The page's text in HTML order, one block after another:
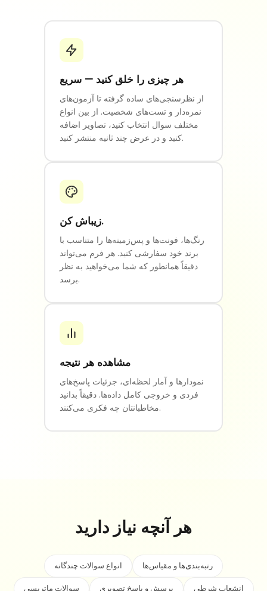
هر چیزی را خلق کنید — سریع
از نظرسنجی‌های ساده گرفته تا آزمون‌های
نمره‌دار و تست‌های شخصیت. از بین انواع
مختلف سوال انتخاب کنید، تصاویر اضافه
کنید و در عرض چند ثانیه منتشر کنید.
زیباش کن.
رنگ‌ها، فونت‌ها و پس‌زمینه‌ها را متناسب با
برند خود سفارشی کنید. هر فرم می‌تواند
دقیقاً همانطور که شما می‌خواهید به نظر
برسد.
مشاهده هر نتیجه
نمودارها و آمار لحظه‌ای، جزئیات پاسخ‌های
فردی و خروجی کامل داده‌ها. دقیقاً بدانید
مخاطبانتان چه فکری می‌کنند.
هر آنچه نیاز دارید
انواع سوالات چندگانه
رتبه‌بندی‌ها و مقیاس‌ها
سوالات ماتریسی
پرسش و پاسخ تصویری انشعاب شرطی